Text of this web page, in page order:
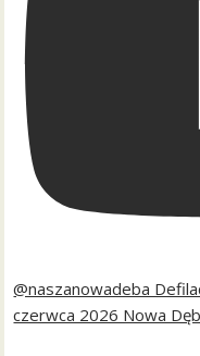
@naszanowadeba
czerwca 2026 Nowa